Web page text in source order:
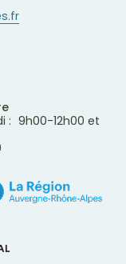
: 9h00-12h00 et